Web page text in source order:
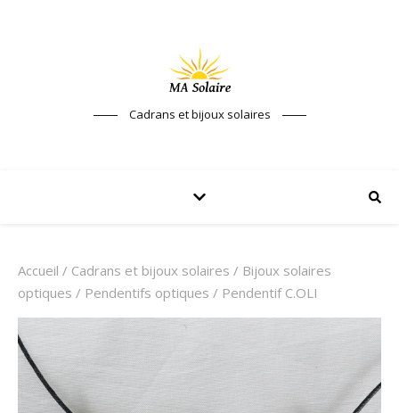
Cadrans et bijoux solaires
Accueil / Cadrans et bijoux solaires / Bijoux solaires
optiques / Pendentifs optiques / Pendentif C.OLI